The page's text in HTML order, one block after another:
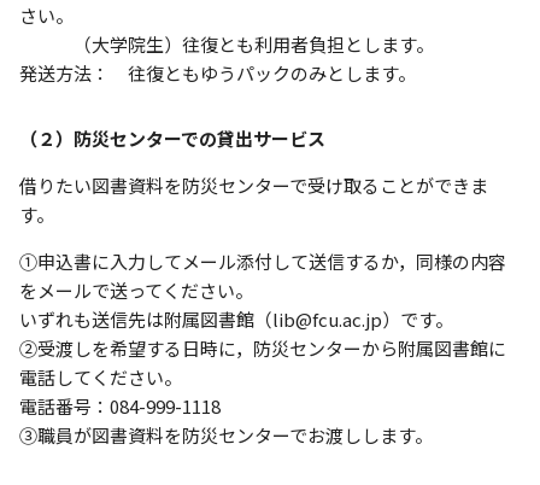
さい。
（大学院生）往復とも利用者負担とします。
発送方法： 往復ともゆうパックのみとします。
（２）防災センターでの貸出サービス
借りたい図書資料を防災センターで受け取ることができま
す。
①申込書に入力してメール添付して送信するか，同様の内容
をメールで送ってください。
いずれも送信先は附属図書館（lib@fcu.ac.jp）です。
②受渡しを希望する日時に，防災センターから附属図書館に
電話してください。
電話番号：084-999-1118
③職員が図書資料を防災センターでお渡しします。